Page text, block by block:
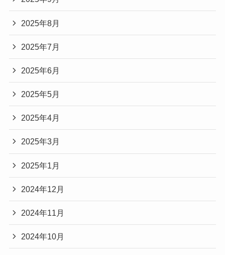
2025年8月
2025年7月
2025年6月
2025年5月
2025年4月
2025年3月
2025年1月
2024年12月
2024年11月
2024年10月